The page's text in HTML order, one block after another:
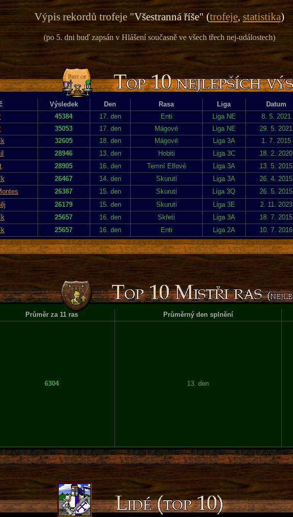
Výpis rekordů trofeje "Všestranná říše" (trofeje,statistika)
(po 5. dni buď zapsán v Hlášení současně ve všech třech nej-událostech)
Výsledek Den Rasa Liga Datum
45384 17. den Enti Liga NE 8. 5. 2021
35053 17. den Mágové Liga NE 29. 5. 2021
32605 18. den Mágové Liga 3A 1. 7. 2015
28946 13. den Hobiti Liga 3C 18. 2. 2020
28905 16. den Temní Elfové Liga 3A 13. 5. 2015
26467 14. den Skuruti Liga 3A 26. 4. 2015
26387 15. den Skuruti Liga 3Q 26. 5. 2015
26179 15. den Skuruti Liga 3E 2. 11. 2023
25657 16. den Skřeti Liga 3A 18. 7. 2015
25657 16. den Enti Liga 2A 10. 7. 2016
Průměr za 11 ras Průměrný den splnění
6304 13. den